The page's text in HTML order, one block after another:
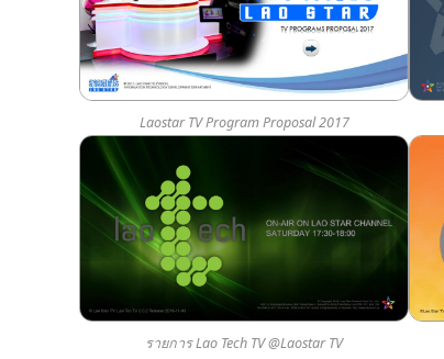
Laostar TV Program Proposal 2017
รายการ Lao Tech TV @Laostar TV